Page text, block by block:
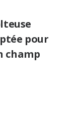
pour
champ